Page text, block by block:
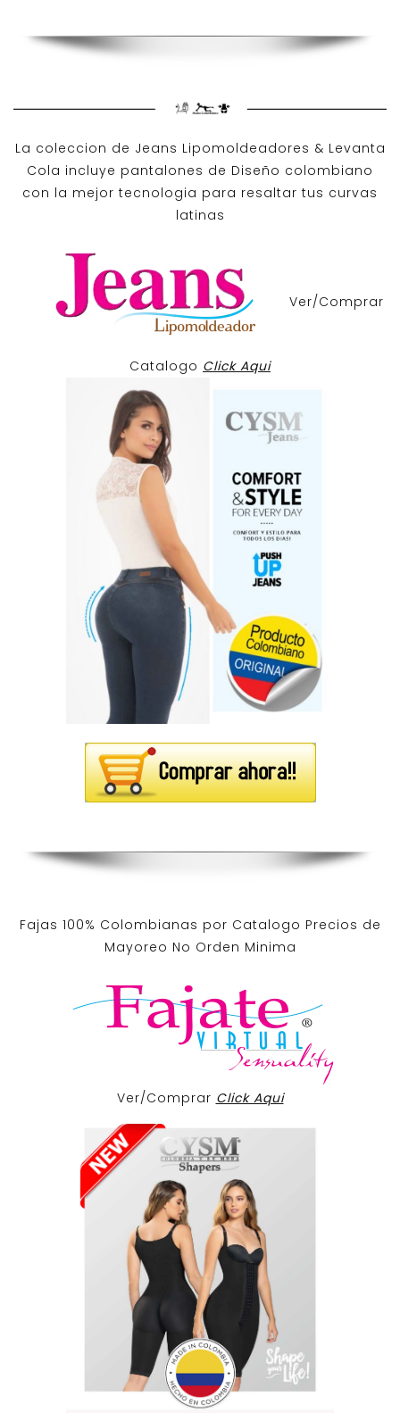
La coleccion de Jeans Lipomoldeadores & Levanta
Cola incluye pantalones de Diseño colombiano
con la mejor tecnologia para resaltar tus curvas
latinas
Ver/Comprar
Catalogo Click Aqui
Fajas 100% Colombianas por Catalogo Precios de
Mayoreo No Orden Minima
Ver/Comprar Click Aqui